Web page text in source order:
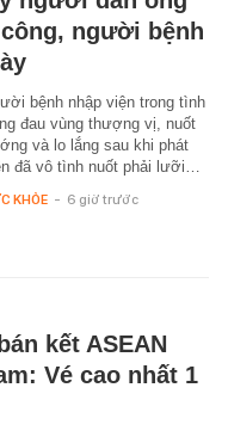
người bệnh
bệnh nhập viện trong tình
đau vùng thượng vị, nuốt
và lo lắng sau khi phát
đã vô tình nuốt phải lưỡi…
KHỎE - 6 giờ trước
kết ASEAN
Vé cao nhất 1